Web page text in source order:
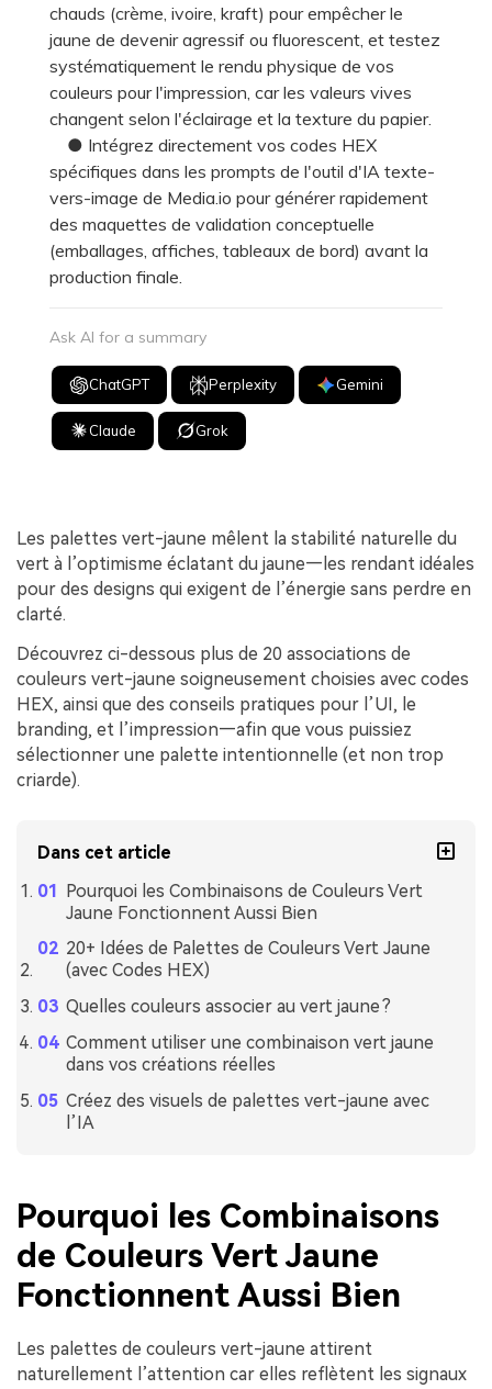
chauds (crème, ivoire, kraft) pour empêcher le
jaune de devenir agressif ou fluorescent, et testez
systématiquement le rendu physique de vos
couleurs pour l'impression, car les valeurs vives
changent selon l'éclairage et la texture du papier.
● Intégrez directement vos codes HEX
spécifiques dans les prompts de l'outil d'IA texte-
vers-image de Media.io pour générer rapidement
des maquettes de validation conceptuelle
(emballages, affiches, tableaux de bord) avant la
production finale.
Ask AI for a summary
ChatGPT Perplexity Gemini
Claude Grok
Les palettes vert-jaune mêlent la stabilité naturelle du
vert à l’optimisme éclatant du jaune—les rendant idéales
pour des designs qui exigent de l’énergie sans perdre en
clarté.
Découvrez ci-dessous plus de 20 associations de
couleurs vert-jaune soigneusement choisies avec codes
HEX, ainsi que des conseils pratiques pour l’UI, le
branding, et l’impression—afin que vous puissiez
sélectionner une palette intentionnelle (et non trop
criarde).
Dans cet article
Pourquoi les Combinaisons de Couleurs Vert
Jaune Fonctionnent Aussi Bien
20+ Idées de Palettes de Couleurs Vert Jaune
(avec Codes HEX)
Quelles couleurs associer au vert jaune ?
Comment utiliser une combinaison vert jaune
dans vos créations réelles
Créez des visuels de palettes vert-jaune avec
l’IA
Pourquoi les Combinaisons
de Couleurs Vert Jaune
Fonctionnent Aussi Bien
Les palettes de couleurs vert-jaune attirent
naturellement l’attention car elles reflètent les signaux